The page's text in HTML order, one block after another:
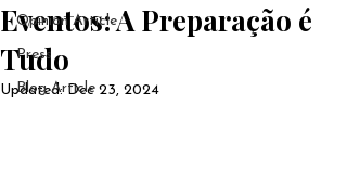
Opinion Article
Press
Blog Article
Eventos: A Preparação é
Tudo
Updated:Dec 23, 2024